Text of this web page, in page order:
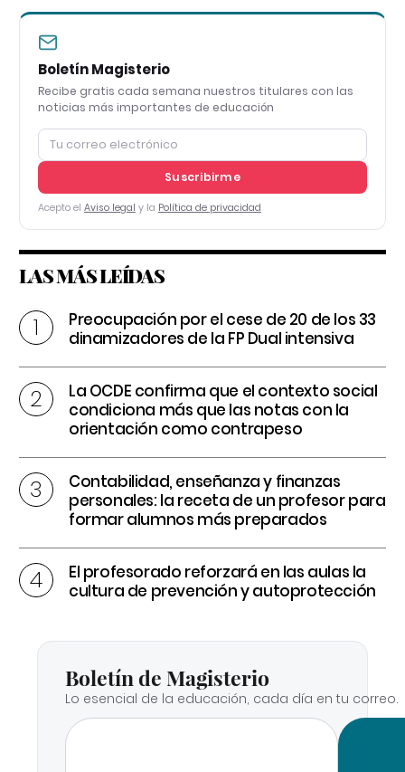
Boletín Magisterio
Recibe gratis cada semana nuestros titulares con las
noticias más importantes de educación
Suscribirme
Acepto el Aviso legal y la Política de privacidad
LAS MÁS LEÍDAS
Preocupación por el cese de 20 de los 33
dinamizadores de la FP Dual intensiva
La OCDE confirma que el contexto social
condiciona más que las notas con la
orientación como contrapeso
Contabilidad, enseñanza y finanzas
personales: la receta de un profesor para
formar alumnos más preparados
El profesorado reforzará en las aulas la
cultura de prevención y autoprotección
Boletín de Magisterio
Lo esencial de la educación, cada día en tu correo.